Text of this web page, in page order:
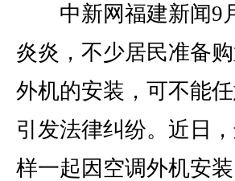
中新网福建新闻9
炎炎，不少居民准备
外机的安装，可不能
引发法律纠纷。近日
样一起因空调外机安